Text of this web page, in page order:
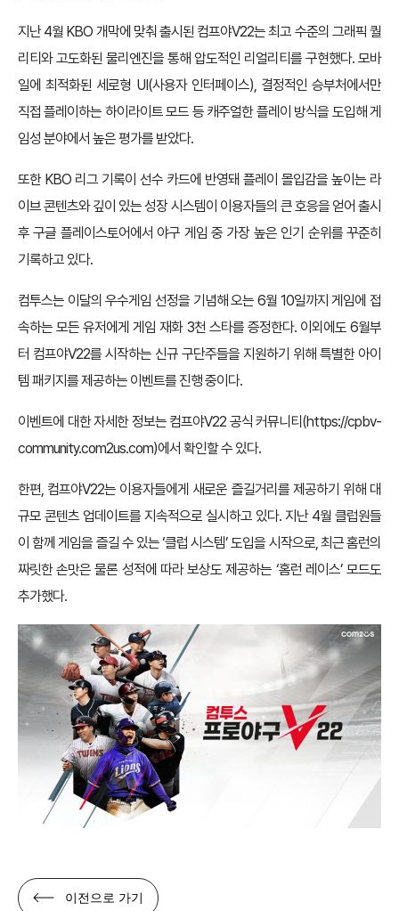
지난 4월 KBO 개막에 맞춰 출시된 컴프야V22는 최고 수준의 그래픽 퀄
리티와 고도화된 물리엔진을 통해 압도적인 리얼리티를 구현했다. 모바
일에 최적화된 세로형 UI(사용자 인터페이스), 결정적인 승부처에서만
직접 플레이하는 하이라이트 모드 등 캐주얼한 플레이 방식을 도입해 게
임성 분야에서 높은 평가를 받았다.
또한 KBO 리그 기록이 선수 카드에 반영돼 플레이 몰입감을 높이는 라
이브 콘텐츠와 깊이 있는 성장 시스템이 이용자들의 큰 호응을 얻어 출시
후 구글 플레이스토어에서 야구 게임 중 가장 높은 인기 순위를 꾸준히
기록하고 있다.
컴투스는 이달의 우수게임 선정을 기념해 오는 6월 10일까지 게임에 접
속하는 모든 유저에게 게임 재화 3천 스타를 증정한다. 이외에도 6월부
터 컴프야V22를 시작하는 신규 구단주들을 지원하기 위해 특별한 아이
템 패키지를 제공하는 이벤트를 진행 중이다.
이벤트에 대한 자세한 정보는 컴프야V22 공식 커뮤니티(https://cpbv-
community.com2us.com)에서 확인할 수 있다.
한편, 컴프야V22는 이용자들에게 새로운 즐길거리를 제공하기 위해 대
규모 콘텐츠 업데이트를 지속적으로 실시하고 있다. 지난 4월 클럽원들
이 함께 게임을 즐길 수 있는 ‘클럽 시스템’ 도입을 시작으로, 최근 홈런의
짜릿한 손맛은 물론 성적에 따라 보상도 제공하는 ‘홈런 레이스’ 모드도
추가했다.
이전으로 가기